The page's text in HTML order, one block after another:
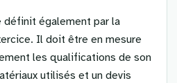
définit également par la
Il doit être en mesure
les qualifications de son
utilisés et un devis